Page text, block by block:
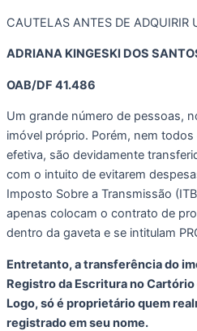
CAUTELAS ANTES DE ADQUIRIR
ADRIANA KINGESKI DOS
OAB/DF 41.486
Um grande número de pessoas,
imóvel próprio. Porém, nem
efetiva, são devidamente
com o intuito de evitarem
Imposto Sobre a Transmissão
apenas colocam o contrato de
dentro da gaveta e se intitulam
Entretanto, a transferência do
Registro da Escritura no
Logo, só é proprietário quem
registrado em seu nome.